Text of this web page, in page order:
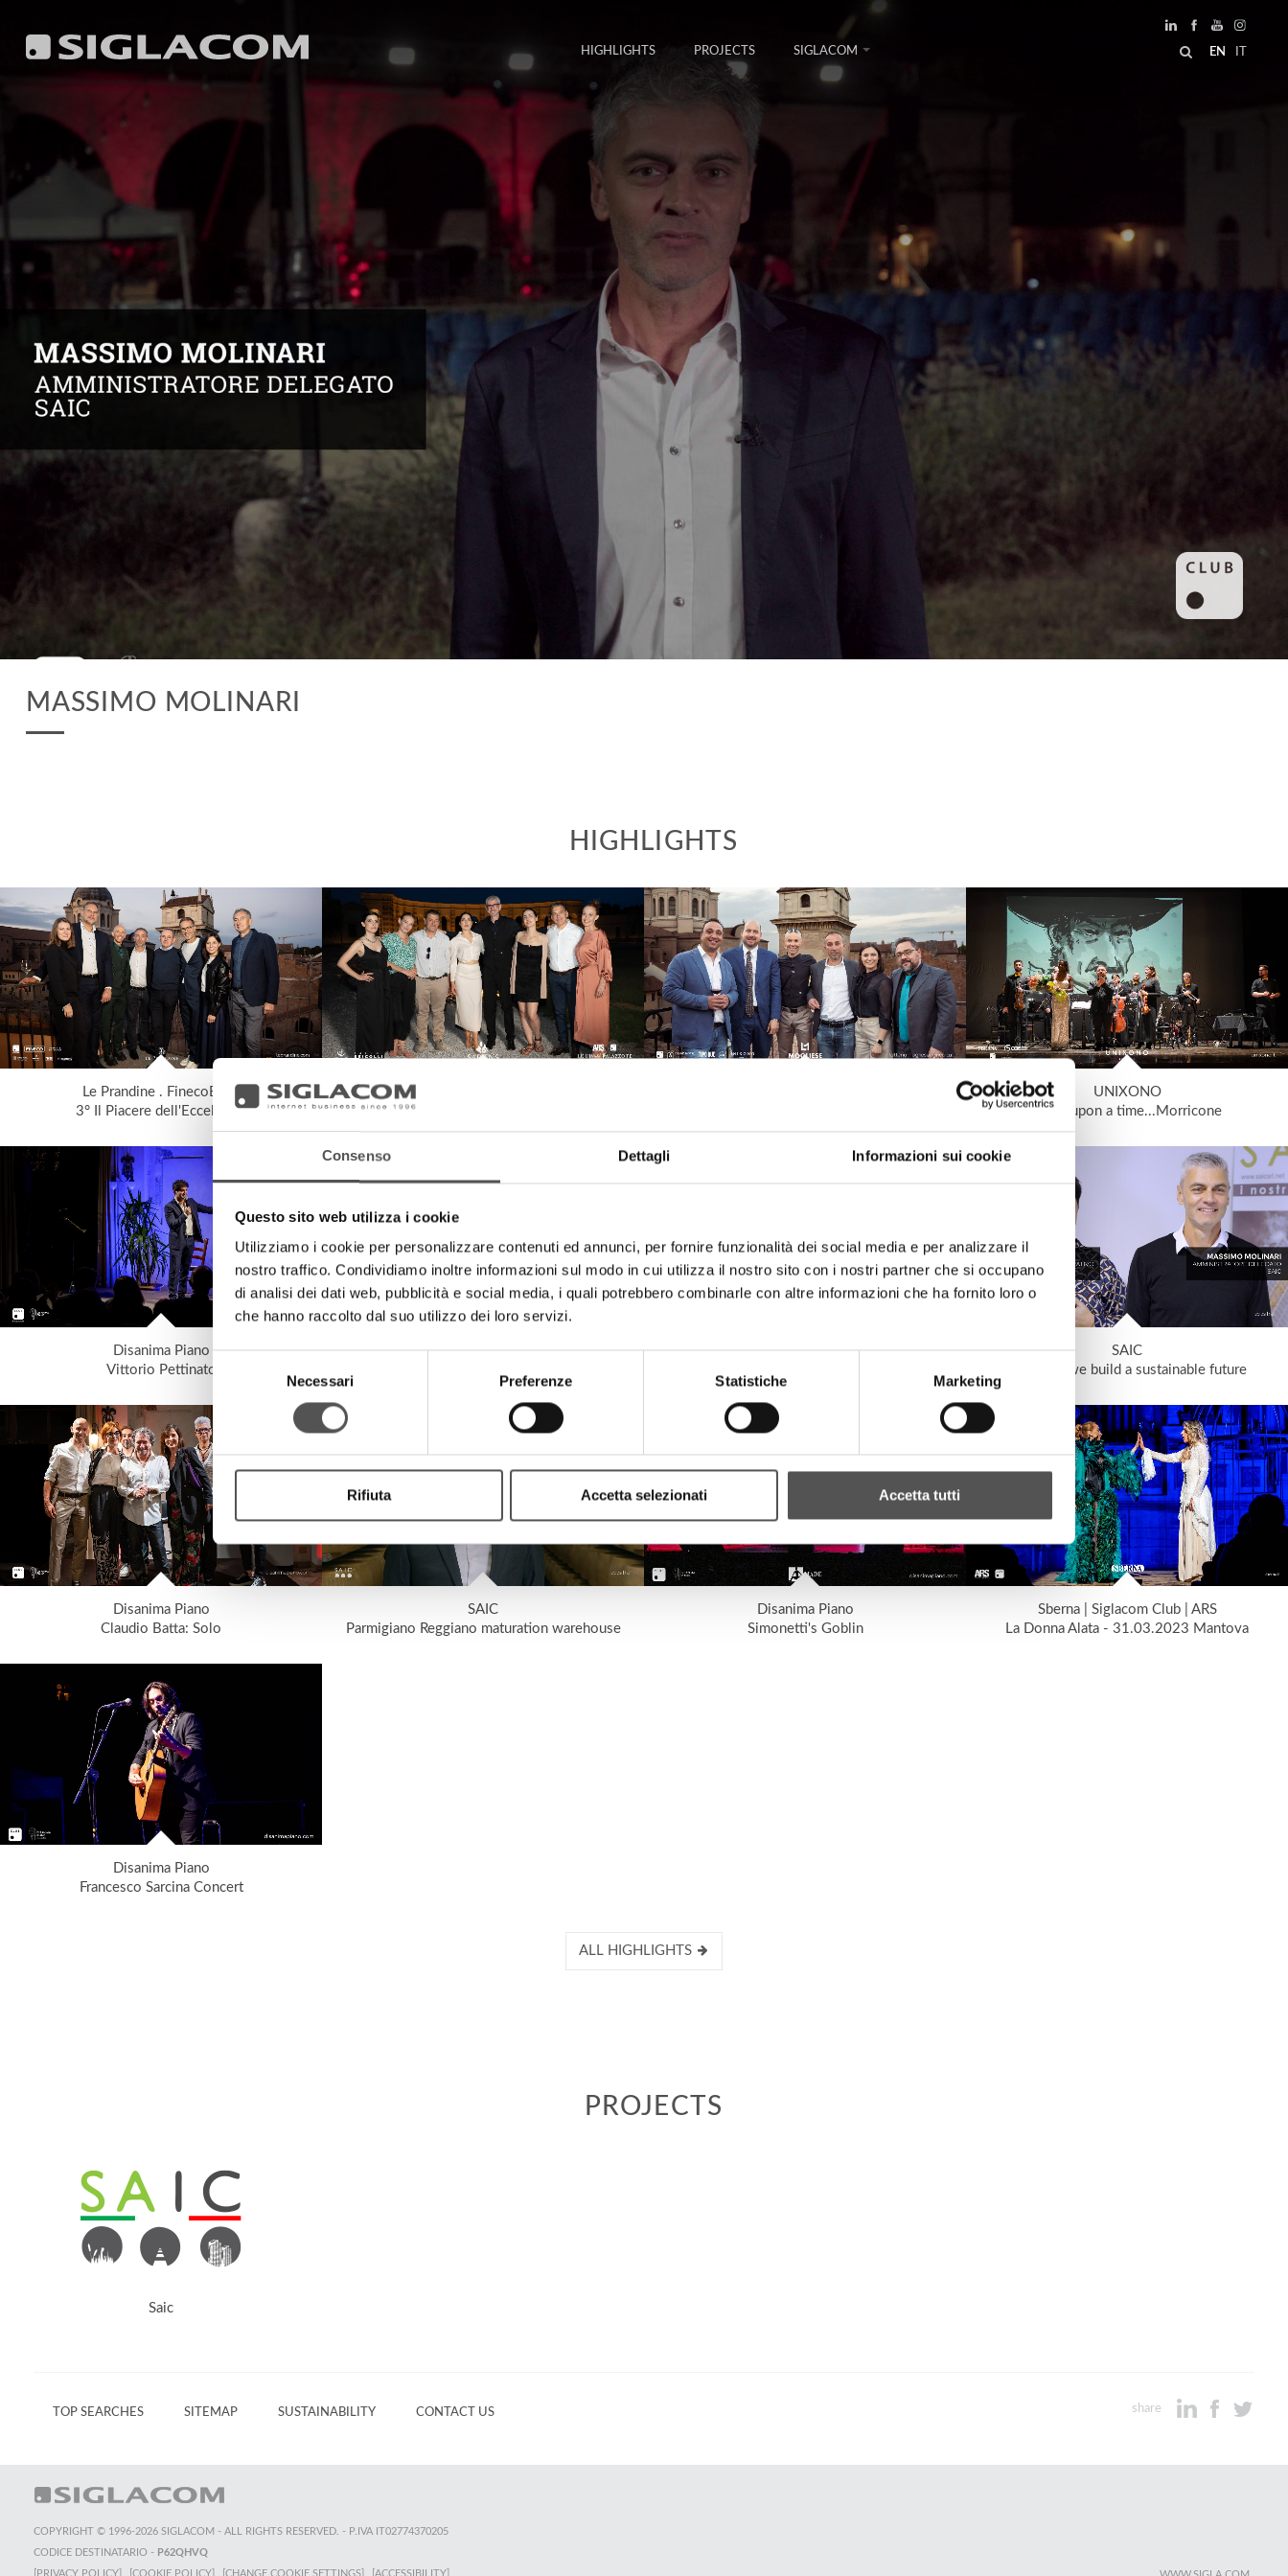
Consenso Dettagli Informazioni sui cookie
Questo sito web utilizza i cookie
Utilizziamo i cookie per personalizzare contenuti ed annunci, per fornire funzionalità dei social media e per analizzare il
nostro traffico. Condividiamo inoltre informazioni sul modo in cui utilizza il nostro sito con i nostri partner che si occupano
di analisi dei dati web, pubblicità e social media, i quali potrebbero combinarle con altre informazioni che ha fornito loro o
che hanno raccolto dal suo utilizzo dei loro servizi.
consenso
Necessari Preferenze Statistiche Marketing
Rifiuta Accetta selezionati Accetta tutti
EN
HIGHLIGHTS PROJECTS SIGLACOM
MASSIMO MOLINARI
HIGHLIGHTS
Le Prandine . FinecoBank
3° Il Piacere dell'Eccellenza
Spettacolo Zodiaco: 4 Stagioni Celesti
UNIXONO
Once upon a time...Morricone
Disanima Piano
Vittorio Pettinato
SAIC
Sberna
SAIC
Together we build a sustainable future
Disanima Piano
Claudio Batta: Solo
SAIC
Parmigiano Reggiano maturation warehouse
Disanima Piano
Simonetti's Goblin
Sberna | Siglacom Club | ARS
La Donna Alata - 31.03.2023 Mantova
Disanima Piano
Francesco Sarcina Concert
ALL HIGHLIGHTS
PROJECTS
Saic
TOP SEARCHES SITEMAP SUSTAINABILITY CONTACT US share
COPYRIGHT © 1996-2026 SIGLACOM - ALL RIGHTS RESERVED. - P.IVA IT02774370205
CODICE DESTINATARIO - P62QHVQ
[PRIVACY POLICY]
[COOKIE POLICY] [CHANGE COOKIE SETTINGS] [ACCESSIBILITY]